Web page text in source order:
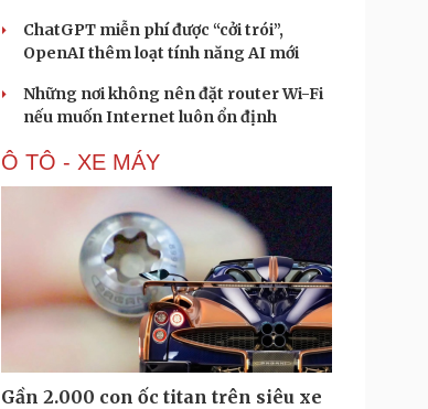
ChatGPT miễn phí được “cởi trói”,
OpenAI thêm loạt tính năng AI mới
Những nơi không nên đặt router Wi-Fi
nếu muốn Internet luôn ổn định
Ô TÔ - XE MÁY
Gần 2.000 con ốc titan trên siêu xe